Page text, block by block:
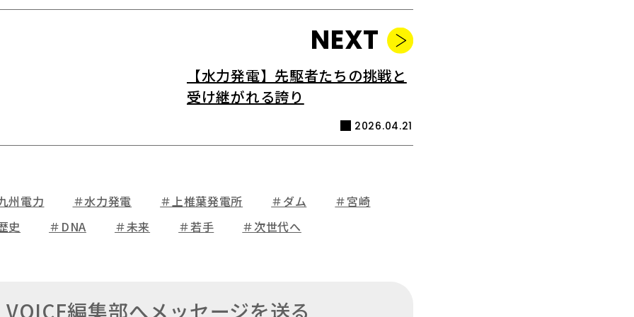
NEXT
【水力発電】先駆者たちの挑戦と
受け継がれる誇り
2026.04.21
州電力 ＃水力発電 ＃上椎葉発電所 ＃ダム
＃宮崎
史
＃DNA ＃未来 ＃若手 ＃次世代へ
VOICE編集部へメッセージを送る